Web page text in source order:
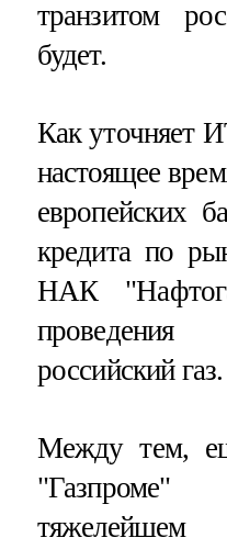
транзитом
будет.
Как уточняет
настоящее
европейских
кредита по
НАК
российский газ.
Между тем,